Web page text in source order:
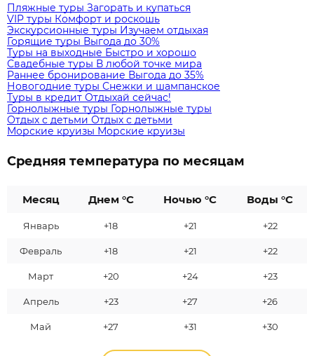
Пляжные туры Загорать и купаться
VIP туры Комфорт и роскошь
Экскурсионные туры Изучаем отдыхая
Горящие туры Выгода до 30%
Туры на выходные Быстро и хорошо
Свадебные туры В любой точке мира
Раннее бронирование Выгода до 35%
Новогодние туры Снежки и шампанское
Туры в кредит Отдыхай сейчас!
Горнолыжные туры Горнолыжные туры
Отдых с детьми Отдых с детьми
Морские круизы Морские круизы
Средняя температура по месяцам
Месяц Днем °C Ночью °C Воды °C
Январь +18 +21 +22
Февраль +18 +21 +22
Март +20 +24 +23
Апрель +23 +27 +26
Май +27 +31 +30